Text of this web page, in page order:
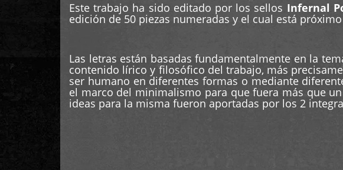
Este trabajo ha sido editado por los sellos Infernal
edición de 50 piezas numeradas y el cual está
Las letras están basadas fundamentalmente en la
contenido lírico y filosófico del trabajo, más
ser humano en diferentes formas o mediante
el marco del minimalismo para que fuera más que
ideas para la misma fueron aportadas por los 2